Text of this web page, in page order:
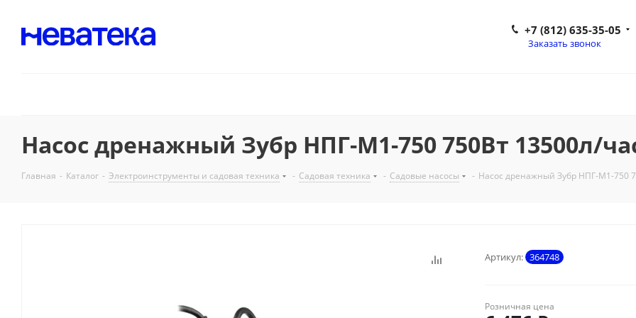
+7 (812) 635-35-05
Заказать звонок
Насос дренажный Зубр НПГ-М1-750 750Вт 13500л/
Главная - Каталог - Электроинструменты и садовая техника - Садовая техника - Садовые насосы - Насос дренажный Зубр НПГ-М1-750
Артикул: 364748
Розничная цена